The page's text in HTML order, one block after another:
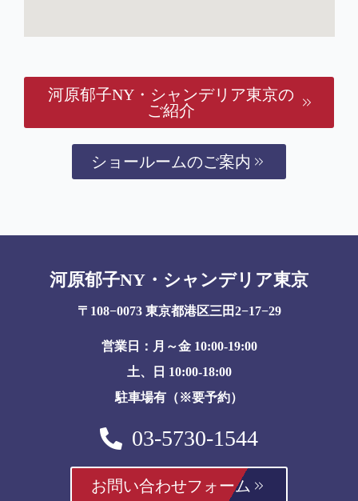
河原郁子NY・シャンデリア東京の
ご紹介
ショールームのご案内
河原郁子NY・シャンデリア東京
〒108−0073 東京都港区三田2−17−29
営業日：月～金 10:00-19:00
土、日 10:00-18:00
駐車場有（※要予約）
03-5730-1544
お問い合わせフォーム